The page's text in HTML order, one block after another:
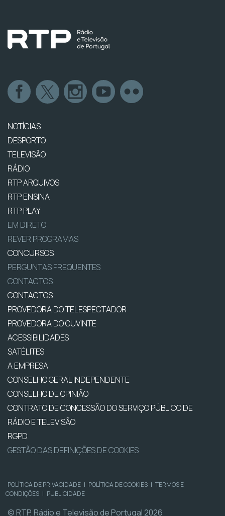
NOTÍCIAS
DESPORTO
TELEVISÃO
RÁDIO
RTP ARQUIVOS
RTP ENSINA
RTP PLAY
EM DIRETO
REVER PROGRAMAS
CONCURSOS
PERGUNTAS FREQUENTES
CONTACTOS
CONTACTOS
PROVEDORA DO TELESPECTADOR
PROVEDORA DO OUVINTE
ACESSIBILIDADES
SATÉLITES
A EMPRESA
CONSELHO GERAL INDEPENDENTE
CONSELHO DE OPINIÃO
CONTRATO DE CONCESSÃO DO SERVIÇO PÚBLICO DE
RÁDIO E TELEVISÃO
RGPD
GESTÃO DAS DEFINIÇÕES DE COOKIES
POLÍTICA DE PRIVACIDADE | POLÍTICA DE COOKIES | TERMOS E
CONDIÇÕES | PUBLICIDADE
© RTP, Rádio e Televisão de Portugal 2026